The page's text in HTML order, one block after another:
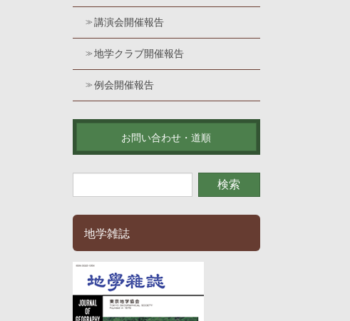
講演会開催報告
地学クラブ開催報告
例会開催報告
お問い合わせ・道順
地学雑誌